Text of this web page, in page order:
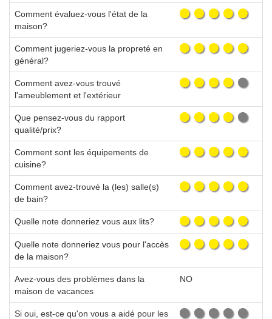
Comment évaluez-vous l'état de la
maison?
Comment jugeriez-vous la propreté en
général?
Comment avez-vous trouvé
l'ameublement et l'extérieur
Que pensez-vous du rapport
qualité/prix?
Comment sont les équipements de
cuisine?
Comment avez-trouvé la (les) salle(s)
de bain?
Quelle note donneriez vous aux lits?
Quelle note donneriez vous pour l'accès
de la maison?
Avez-vous des problèmes dans la
maison de vacances
NO
Si oui, est-ce qu'on vous a aidé pour les